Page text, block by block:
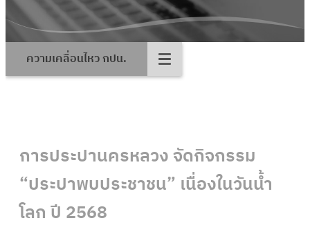
ความเคลื่อนไหว กปน.
การประปานครหลวง จัดกิจกรรม
“ประปาพบประชาชน” เนื่องในวันน้ำ
โลก ปี 2568